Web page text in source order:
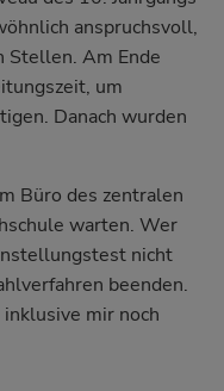
anspruchsvoll,
Stellen. Am Ende
um
Danach wurden
Büro des zentralen
warten. Wer
nicht
beenden.
mir noch